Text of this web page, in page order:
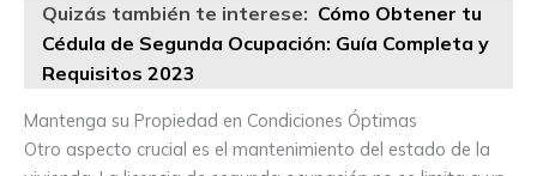
Quizás también te interese: Cómo Obtener tu
Cédula de Segunda Ocupación: Guía Completa y
Requisitos 2023
Mantenga su Propiedad en Condiciones Óptimas
Otro aspecto crucial es el mantenimiento del estado de la